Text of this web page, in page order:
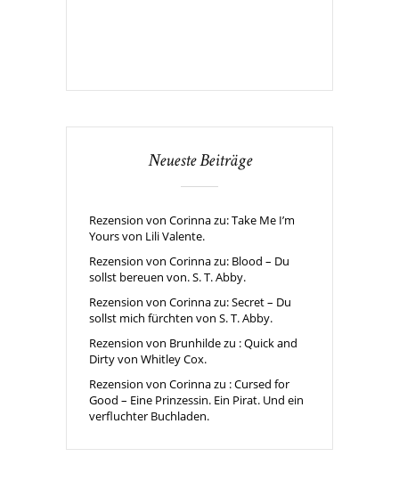
Neueste Beiträge
Rezension von Corinna zu: Take Me I’m
Yours von Lili Valente.
Rezension von Corinna zu: Blood – Du
sollst bereuen von. S. T. Abby.
Rezension von Corinna zu: Secret – Du
sollst mich fürchten von S. T. Abby.
Rezension von Brunhilde zu : Quick and
Dirty von Whitley Cox.
Rezension von Corinna zu : Cursed for
Good – Eine Prinzessin. Ein Pirat. Und ein
verfluchter Buchladen.